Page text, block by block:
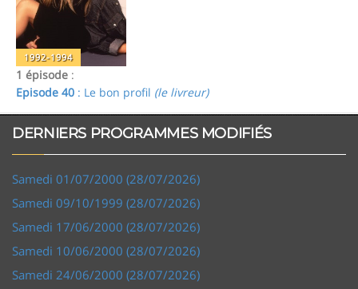
1992-1994
1 épisode :
Episode 40 : Le bon profil (le livreur)
DERNIERS PROGRAMMES MODIFIÉS
Samedi 01/07/2000 (28/07/2026)
Samedi 09/10/1999 (28/07/2026)
Samedi 17/06/2000 (28/07/2026)
Samedi 10/06/2000 (28/07/2026)
Samedi 24/06/2000 (28/07/2026)